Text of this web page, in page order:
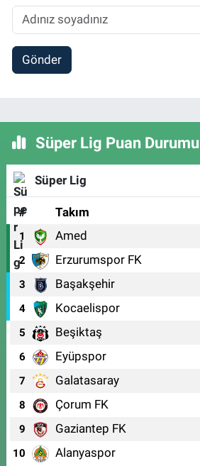
Gönder
Süper Lig Puan Durumu
Süper Lig
# Takım
1 Amed
2 Erzurumspor FK
3 Başakşehir
4 Kocaelispor
5 Beşiktaş
6 Eyüpspor
7 Galatasaray
8 Çorum FK
9 Gaziantep FK
10 Alanyaspor